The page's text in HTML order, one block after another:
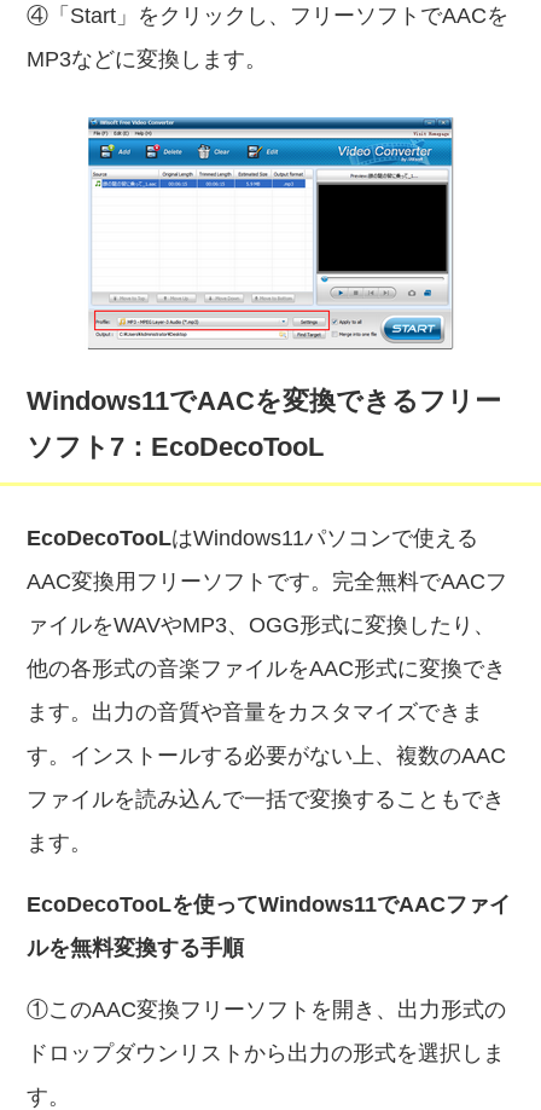
④「Start」をクリックし、フリーソフトでAACを
MP3などに変換します。
Windows11でAACを変換できるフリー
ソフト7：EcoDecoTooL
EcoDecoTooLはWindows11パソコンで使える
AAC変換用フリーソフトです。完全無料でAACフ
ァイルをWAVやMP3、OGG形式に変換したり、
他の各形式の音楽ファイルをAAC形式に変換でき
ます。出力の音質や音量をカスタマイズできま
す。インストールする必要がない上、複数のAAC
ファイルを読み込んで一括で変換することもでき
ます。
EcoDecoTooLを使ってWindows11でAACファイ
ルを無料変換する手順
①このAAC変換フリーソフトを開き、出力形式の
ドロップダウンリストから出力の形式を選択しま
す。